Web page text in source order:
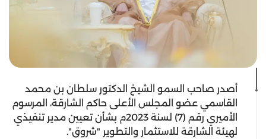
أصدر صاحب السمو الشيخ الدكتور سلطان بن محمد
القاسمي عضو المجلس الأعلى حاكم الشارقة، المرسوم
الأميري رقم (7) لسنة 2023م بشأن تعيين مدير تنفيذي
لهيئة الشارقة للاستثمار والتطوير "شروق".